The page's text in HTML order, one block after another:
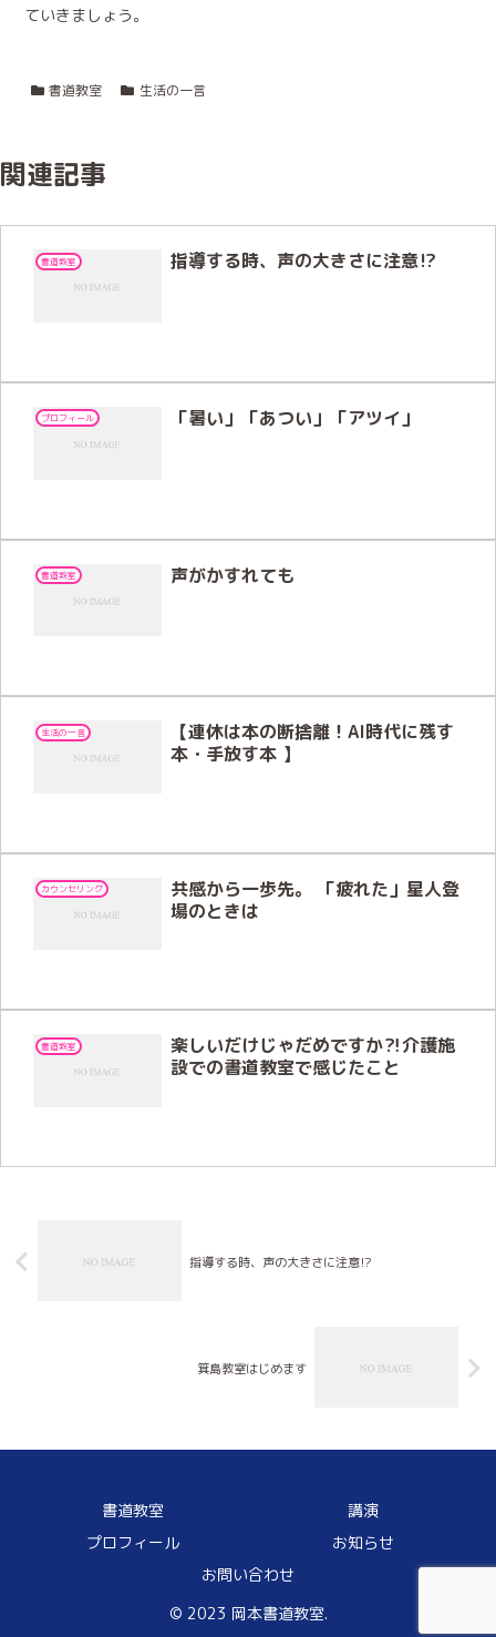
ていきましょう。
書道教室 生活の一言
関連記事
書道教室 指導する時、声の大きさに注意⁉
プロフィール 「暑い」「あつい」「アツイ」
書道教室 声がかすれても
生活の一言
【連休は本の断捨離！AI時代に残す
本・手放す本 】
カウンセリング
共感から一歩先。 「疲れた」星人登
場のときは
書道教室
楽しいだけじゃだめですか⁈介護施
設での書道教室で感じたこと
指導する時、声の大きさに注意⁉
箕島教室はじめます
書道教室
講演
プロフィール
お知らせ
お問い合わせ
© 2023 岡本書道教室.